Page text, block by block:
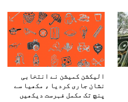
الیکشن کمیشن نے انتخابی
نشان جاری کردیا ، مکھیا سے
پنچ تک مکمل فہرست دیکھیں